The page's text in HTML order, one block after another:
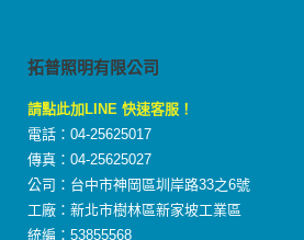
拓普照明有限公司
請點此加LINE 快速客服！
電話：04-25625017
傳真：04-25625027
公司：台中市神岡區圳岸路33之6號
工廠：新北市樹林區新家坡工業區
統編：53855568